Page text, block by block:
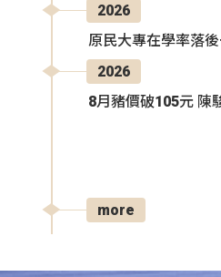
2026
原民大專在學率落
2026
8月豬價破105元 陳
more